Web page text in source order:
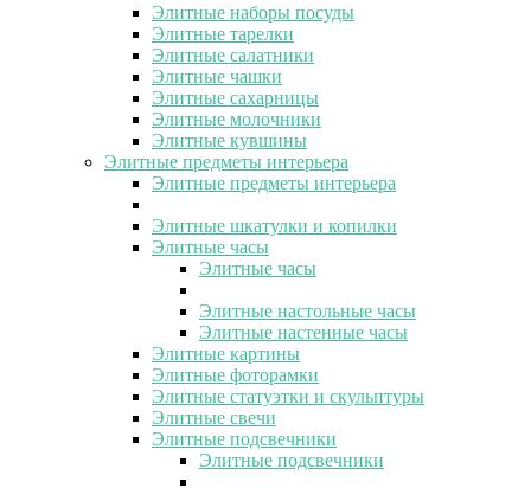
Элитные наборы посуды
Элитные тарелки
Элитные салатники
Элитные чашки
Элитные сахарницы
Элитные молочники
Элитные кувшины
Элитные предметы интерьера
Элитные предметы интерьера
Элитные шкатулки и копилки
Элитные часы
Элитные часы
Элитные настольные часы
Элитные настенные часы
Элитные картины
Элитные фоторамки
Элитные статуэтки и скульптуры
Элитные свечи
Элитные подсвечники
Элитные подсвечники